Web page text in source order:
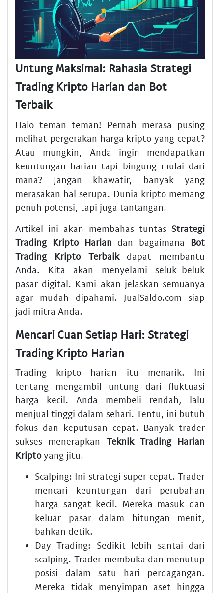
Untung Maksimal: Rahasia Strategi
Trading Kripto Harian dan Bot
Terbaik
Halo teman-teman! Pernah merasa pusing
melihat pergerakan harga kripto yang cepat?
Atau mungkin, Anda ingin mendapatkan
keuntungan harian tapi bingung mulai dari
mana? Jangan khawatir, banyak yang
merasakan hal serupa. Dunia kripto memang
penuh potensi, tapi juga tantangan.
Artikel ini akan membahas tuntas Strategi
Trading Kripto Harian dan bagaimana Bot
Trading Kripto Terbaikdapat membantu
Anda. Kita akan menyelami seluk-beluk
pasar digital. Kami akan jelaskan semuanya
agar mudah dipahami. JualSaldo.com siap
jadi mitra Anda.
Mencari Cuan Setiap Hari: Strategi
Trading Kripto Harian
Trading kripto harian itu menarik. Ini
tentang mengambil untung dari fluktuasi
harga kecil. Anda membeli rendah, lalu
menjual tinggi dalam sehari. Tentu, ini butuh
fokus dan keputusan cepat. Banyak trader
sukses menerapkan Teknik Trading Harian
Kriptoyang jitu.
Scalping: Ini strategi super cepat. Trader
mencari keuntungan dari perubahan
harga sangat kecil. Mereka masuk dan
keluar pasar dalam hitungan menit,
bahkan detik.
Day Trading: Sedikit lebih santai dari
scalping. Trader membuka dan menutup
posisi dalam satu hari perdagangan.
Mereka tidak menyimpan aset hingga